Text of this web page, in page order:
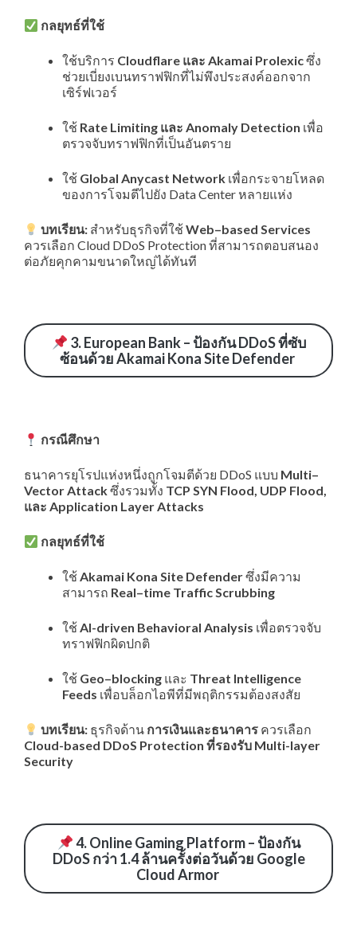
กลยุทธ์ที่ใช้
ใช้บริการ Cloudflare และ Akamai Prolexicซึ่ง
ช่วยเบี่ยงเบนทราฟฟิกที่ไม่พึงประสงค์ออกจาก
เซิร์ฟเวอร์
ใช้ Rate Limiting และ Anomaly Detection เพื่อ
ตรวจจับทราฟฟิกที่เป็นอันตราย
ใช้ Global Anycast Network เพื่อกระจายโหลด
ของการโจมตีไปยัง Data Center หลายแห่ง
บทเรียน: สำหรับธุรกิจที่ใช้Web–based Services
ควรเลือก Cloud DDoS Protection ที่สามารถตอบสนอง
ต่อภัยคุกคามขนาดใหญ่ได้ทันที
3. European Bank – ป้องกัน DDoS ที่ซับ
ซ้อนด้วย Akamai Kona Site Defender
กรณีศึกษา
ธนาคารยุโรปแห่งหนึ่งถูกโจมตีด้วย DDoS แบบ Multi–
VectorAttackซึ่งรวมทั้ง TCP SYN Flood, UDP Flood,
และ Application LayerAttacks
กลยุทธ์ที่ใช้
ใช้ Akamai Kona Site Defenderซึ่งมีความ
สามารถ Real–time TrafficScrubbing
ใช้ AI-driven Behavioral Analysis เพื่อตรวจจับ
ทราฟฟิกผิดปกติ
ใช้ Geo–blocking และ Threat Intelligence
Feeds เพื่อบล็อกไอพีที่มีพฤติกรรมต้องสงสัย
บทเรียน: ธุรกิจด้าน การเงินและธนาคาร ควรเลือก
Cloud-based DDoS Protection ที่รองรับ Multi-layer
Security
4. Online Gaming Platform – ป้องกัน
DDoS กว่า 1.4 ล้านครั้งต่อวันด้วย Google
Cloud Armor